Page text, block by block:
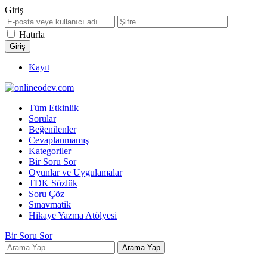
Giriş
Hatırla
Kayıt
Tüm Etkinlik
Sorular
Beğenilenler
Cevaplanmamış
Kategoriler
Bir Soru Sor
Oyunlar ve Uygulamalar
TDK Sözlük
Soru Çöz
Sınavmatik
Hikaye Yazma Atölyesi
Bir Soru Sor